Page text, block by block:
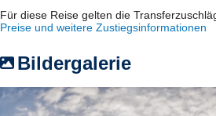
Für diese Reise gelten die
Preise und weitere Zustiegsinformationen
Bildergalerie